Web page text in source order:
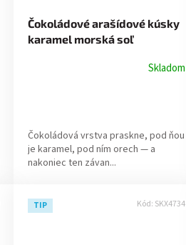
Čokoládové arašídové kúsky
karamel morská soľ
Skladom
Čokoládová vrstva praskne, pod ňou
je karamel, pod ním orech — a
nakoniec ten závan...
TIP Kód: SKX4734